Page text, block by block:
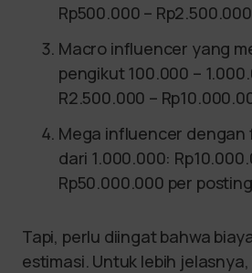
Rp500.000 –
Macro influencer yang
pengikut 100.000 –
R2.500.000 –
Mega influencer dengan
dari 1.000.000:
Rp50.000.000 per
Tapi, perlu diingat bahwa
estimasi. Untuk lebih jelasnya,